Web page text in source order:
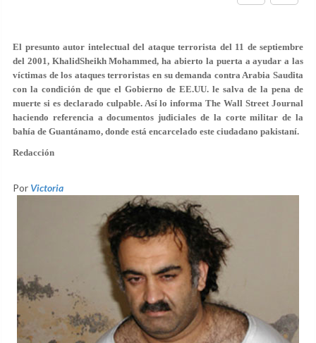
El presunto autor intelectual del ataque terrorista del 11 de septiembre
del 2001, KhalidSheikh Mohammed, ha abierto la puerta a ayudar a las
víctimas de los ataques terroristas en su demanda contra Arabia Saudita
con la condición de que el Gobierno de EE.UU. le salva de la pena de
muerte si es declarado culpable. Así lo informa The Wall Street Journal
haciendo referencia a documentos judiciales de la corte militar de la
bahía de Guantánamo, donde está encarcelado este ciudadano pakistaní.
Redacción
Por Victoria